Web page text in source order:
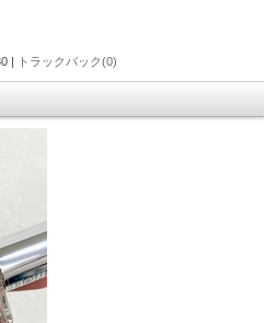
| トラックバック(0)